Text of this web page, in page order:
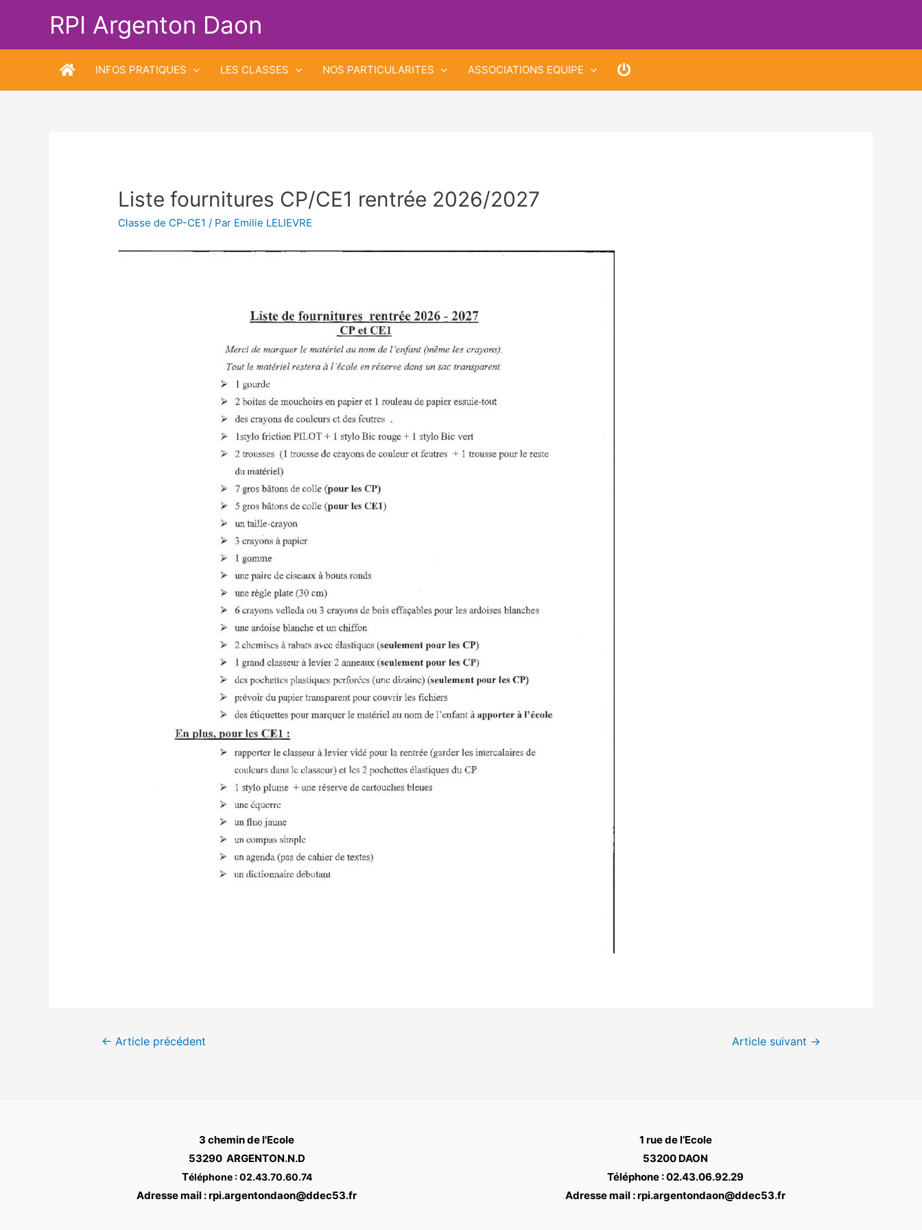
RPI Argenton Daon
INFOS PRATIQUES LES CLASSES NOS PARTICULARITES ASSOCIATIONS EQUIPE
Liste fournitures CP/CE1 rentrée 2026/2027
Classe de CP-CE1 / Par Emilie LELIEVRE
Navigation
← Article précédent Article suivant →
3 chemin de l'Ecole
53290 ARGENTON.N.D
Téléphone : 02.43.70.60.74
Adresse mail : rpi.argentondaon@ddec53.fr
1 rue de l’Ecole
53200 DAON
Téléphone : 02.43.06.92.29
Adresse mail : rpi.argentondaon@ddec53.fr